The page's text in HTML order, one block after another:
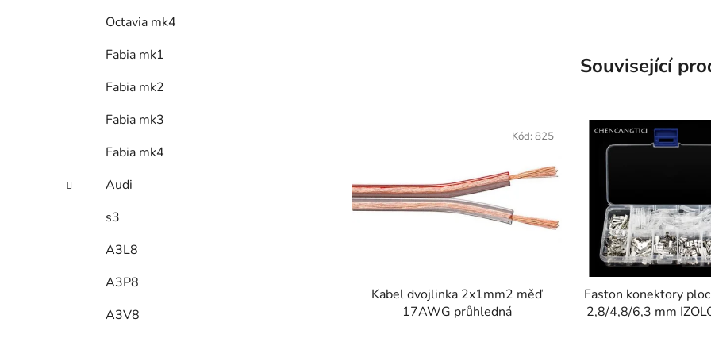
Octavia mk4
Fabia mk1
Fabia mk2
Fabia mk3
Fabia mk4
Audi
s3
A3L8
A3P8
A3V8
Související
Kabel dvojlinka 2x1mm2 měď
17AWG průhledná
Kód: 825
Faston konektory
2,8/4,8/6,3 mm